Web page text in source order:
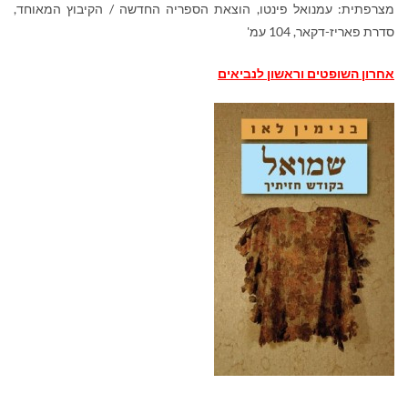
מצרפתית: עמנואל פינטו, הוצאת הספריה החדשה / הקיבוץ המאוחד,
סדרת פאריז-דקאר, 104 עמ'
אחרון השופטים וראשון לנביאים